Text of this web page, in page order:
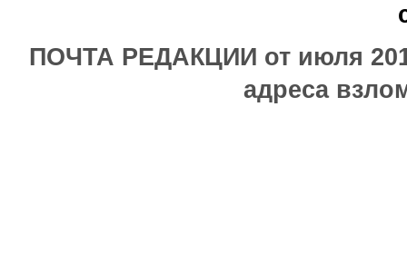
ПОЧТА РЕДАКЦИИ от июля
адреса